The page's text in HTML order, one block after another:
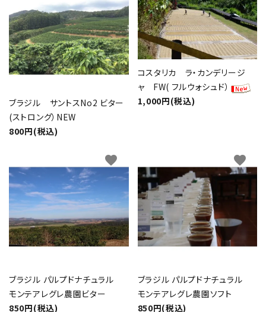
ブラジル サントスNo2 ビター
(ストロング）NEW
800円(税込)
コスタリカ ラ・カンデリージ
ャ FW( フルウォシュド）
1,000円(税込)
ブラジル パルプドナチュラル
モンテアレグレ農園ビター
850円(税込)
favorite
ブラジル パルプドナチュラル
モンテアレグレ農園ソフト
850円(税込)
favorite